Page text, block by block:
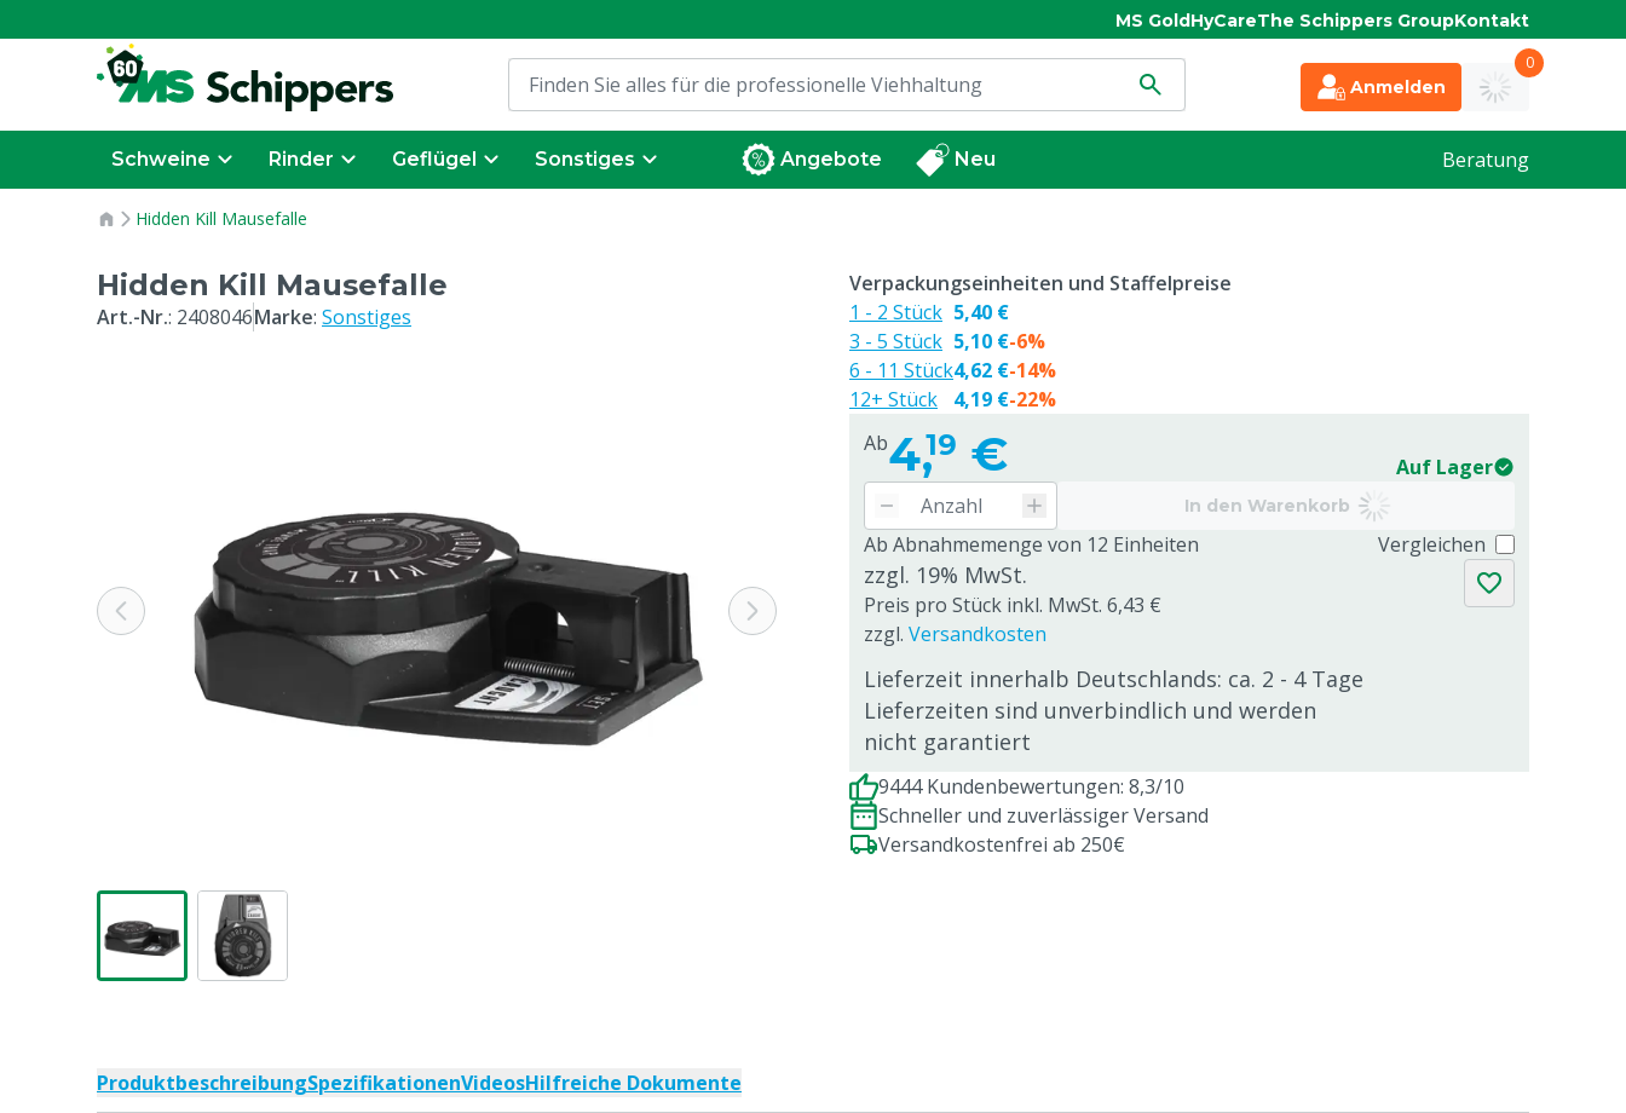
MS GoldHyCareThe Schippers GroupKontakt
Anmelden
0
Schweine Rinder Geflügel Sonstiges Angebote Neu Beratung
Hidden Kill Mausefalle
Hidden Kill Mausefalle
Art.-Nr.: 2408046Marke: Sonstiges
Ab4,19 € Auf Lager
In den Warenkorb
Ab Abnahmemenge von 12 Einheiten
zzgl. 19% MwSt.
Preis pro Stück inkl. MwSt. 6,43 €
zzgl. Versandkosten
Lieferzeit innerhalb Deutschlands: ca. 2 - 4 Tage
Lieferzeiten sind unverbindlich und werden
nicht garantiert
Vergleichen
Verpackungseinheiten und Staffelpreise
1 - 2 Stück
3 - 5 Stück
6 - 11 Stück
12+ Stück
5,40 €
5,10 €
4,62 €
4,19 €
-6%
-14%
-22%
9444 Kundenbewertungen: 8,3/10
Schneller und zuverlässiger Versand
Versandkostenfrei ab 250€
ProduktbeschreibungSpezifikationenVideosHilfreiche Dokumente